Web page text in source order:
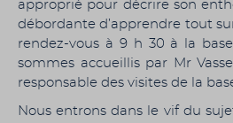
approprié pour décrire son
débordante d’apprendre tout
rendez-vous à 9 h 30 à la
sommes accueillis par Mr
responsable des visites de la
Nous entrons dans le vif du